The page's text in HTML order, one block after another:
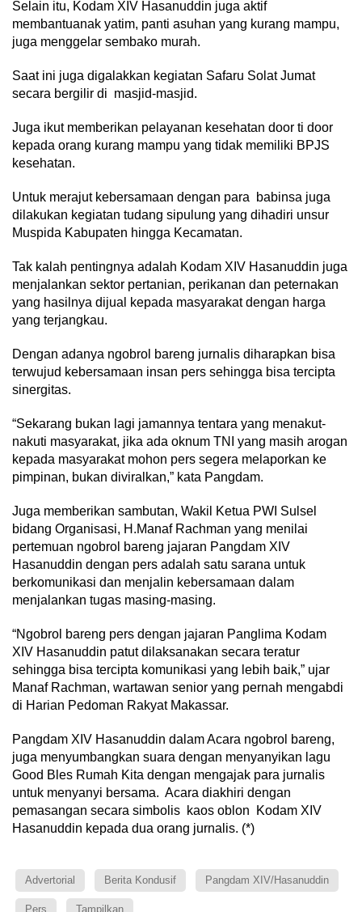
Selain itu, Kodam XIV Hasanuddin juga aktif
membantuanak yatim, panti asuhan yang kurang mampu,
juga menggelar sembako murah.
Saat ini juga digalakkan kegiatan Safaru Solat Jumat
secara bergilir di masjid-masjid.
Juga ikut memberikan pelayanan kesehatan door ti door
kepada orang kurang mampu yang tidak memiliki BPJS
kesehatan.
Untuk merajut kebersamaan dengan para babinsa juga
dilakukan kegiatan tudang sipulung yang dihadiri unsur
Muspida Kabupaten hingga Kecamatan.
Tak kalah pentingnya adalah Kodam XIV Hasanuddin juga
menjalankan sektor pertanian, perikanan dan peternakan
yang hasilnya dijual kepada masyarakat dengan harga
yang terjangkau.
Dengan adanya ngobrol bareng jurnalis diharapkan bisa
terwujud kebersamaan insan pers sehingga bisa tercipta
sinergitas.
“Sekarang bukan lagi jamannya tentara yang menakut-
nakuti masyarakat, jika ada oknum TNI yang masih arogan
kepada masyarakat mohon pers segera melaporkan ke
pimpinan, bukan diviralkan,” kata Pangdam.
Juga memberikan sambutan, Wakil Ketua PWI Sulsel
bidang Organisasi, H.Manaf Rachman yang menilai
pertemuan ngobrol bareng jajaran Pangdam XIV
Hasanuddin dengan pers adalah satu sarana untuk
berkomunikasi dan menjalin kebersamaan dalam
menjalankan tugas masing-masing.
“Ngobrol bareng pers dengan jajaran Panglima Kodam
XIV Hasanuddin patut dilaksanakan secara teratur
sehingga bisa tercipta komunikasi yang lebih baik,” ujar
Manaf Rachman, wartawan senior yang pernah mengabdi
di Harian Pedoman Rakyat Makassar.
Pangdam XIV Hasanuddin dalam Acara ngobrol bareng,
juga menyumbangkan suara dengan menyanyikan lagu
Good Bles Rumah Kita dengan mengajak para jurnalis
untuk menyanyi bersama. Acara diakhiri dengan
pemasangan secara simbolis kaos oblon Kodam XIV
Hasanuddin kepada dua orang jurnalis. (*)
Advertorial Berita Kondusif Pangdam XIV/Hasanuddin
Pers Tampilkan